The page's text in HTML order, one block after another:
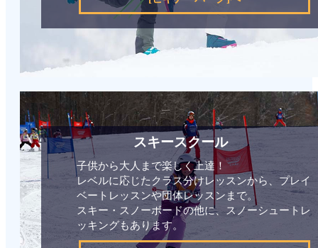
スキースクール
子供から大人まで楽しく上達！
レベルに応じたクラス分けレッスンから、プレイ
ベートレッスンや団体レッスンまで。
スキー・スノーボードの他に、スノーシュートレ
ッキングもあります。